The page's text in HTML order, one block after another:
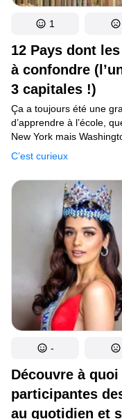
12 Pays dont
à confondre
3 capitales !)
C’est curieux
Ça a toujours été une
d’apprendre à l’école,
New York mais
le monde sait que la
Sydney et que celle de
Cependant, il y a 36
vraiment faciles à
et de la taille de leurs
1
Découvre à
participantes
au quotidien et
-